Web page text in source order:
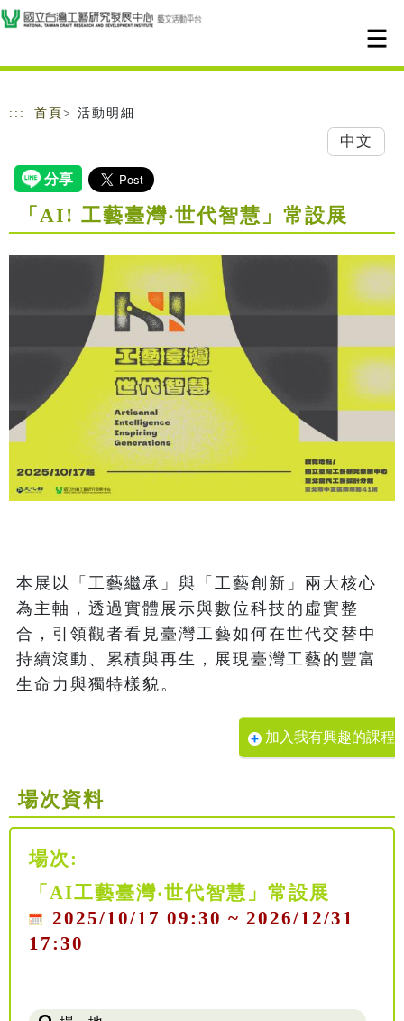
跳到主要內容
網站導覽
::: 首頁 > 活動明細
中文
「AI! 工藝臺灣‧世代智慧」常設展
本展以「工藝繼承」與「工藝創新」兩大核心
為主軸，透過實體展示與數位科技的虛實整
合，引領觀者看見臺灣工藝如何在世代交替中
持續滾動、累積與再生，展現臺灣工藝的豐富
加入我有興趣的課程
場次資料
場次:
「AI工藝臺灣‧世代智慧」常設展
2025/10/17 09:30 ~ 2026/12/31
17:30